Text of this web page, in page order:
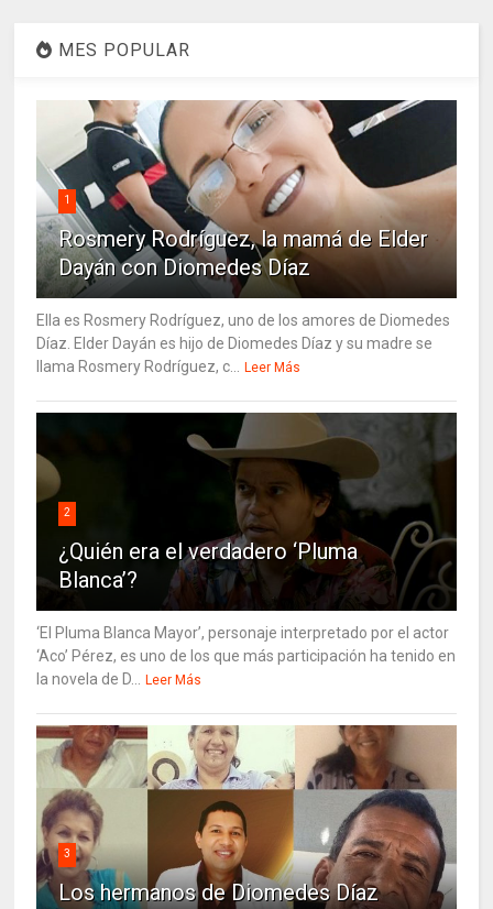
MES POPULAR
1
Rosmery Rodríguez, la mamá de Elder
Dayán con Diomedes Díaz
Ella es Rosmery Rodríguez, uno de los amores de Diomedes
Díaz. Elder Dayán es hijo de Diomedes Díaz y su madre se
llama Rosmery Rodríguez, c...
Leer Más
2
¿Quién era el verdadero ‘Pluma
Blanca’?
‘El Pluma Blanca Mayor’, personaje interpretado por el actor
‘Aco’ Pérez, es uno de los que más participación ha tenido en
la novela de D...
Leer Más
3
Los hermanos de Diomedes Díaz